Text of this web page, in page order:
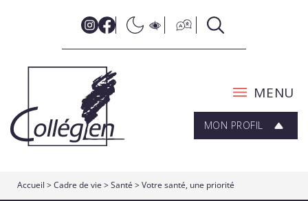
MENU
MON PROFIL
Accueil >Cadre de vie >Santé >Votre santé, une priorité